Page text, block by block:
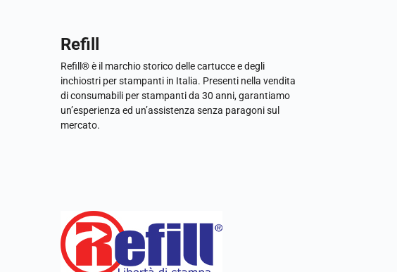
Refill
Refill® è il marchio storico delle cartucce e degli
inchiostri per stampanti in Italia. Presenti nella vendita
di consumabili per stampanti da 30 anni, garantiamo
un’esperienza ed un’assistenza senza paragoni sul
mercato.